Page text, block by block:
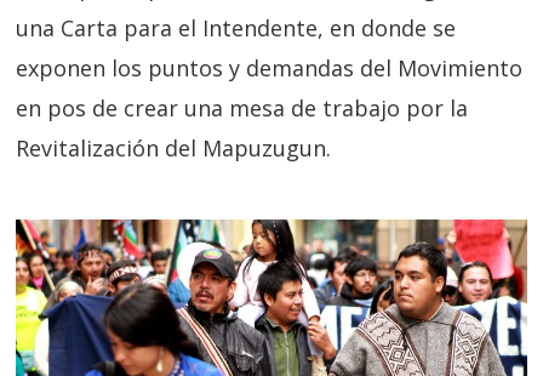
una Carta para el Intendente, en donde se
exponen los puntos y demandas del Movimiento
en pos de crear una mesa de trabajo por la
Revitalización del Mapuzugun.